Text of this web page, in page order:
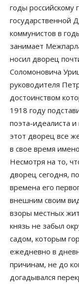
годы российскому
государственной
коммунистов в
занимает
носил дворец
Соломоновича
руководителя
достоинством
1918 году
поэта-идеалиста
этот дворец все
в свое время
Несмотря на то,
дворец сегодня,
времена его
внешним своим
взоры местных
князь не забыл
садом, которым
ежедневно в
причинам, не до
догадывался